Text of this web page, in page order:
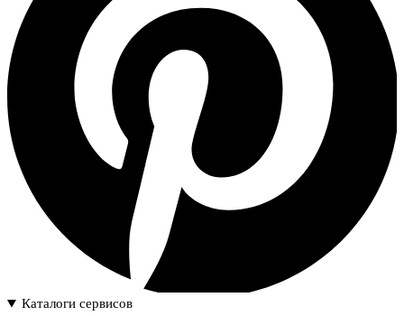
Каталоги сервисов